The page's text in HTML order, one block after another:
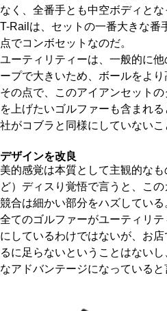
なく、全番手とも中空ボディとな
T-Railは、セットの一番大きな番
点でコンボセットなのだ。
ユーティリティーは、一般的に
ープで大きいため、ボールをより
その点で、このアイアンセット
を上げたいゴルファーも含まれ
社がコブラと同様にしていないこ
デザインを改良
美的感覚は本質として主観的な
ど）ディスり覚悟で言うと、こ
競合は細かい部分をハズしている
全てのゴルファーがユーティリ
にしているわけではないが、お
るに足らないということはない
なアドバンテージになっていると